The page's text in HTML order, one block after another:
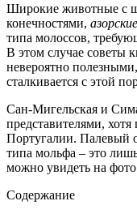
Широкие животные с
конечностями,
типа молоссов,
В этом случае советы
невероятно
сталкивается с этой
Сан-Мигельская и
представителями,
Португалии. Палевый
типа мольфа – это
можно увидеть на
Содержание